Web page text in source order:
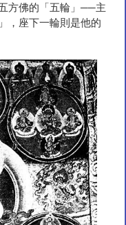
方佛的「五輪」──主
，座下一輪則是他的